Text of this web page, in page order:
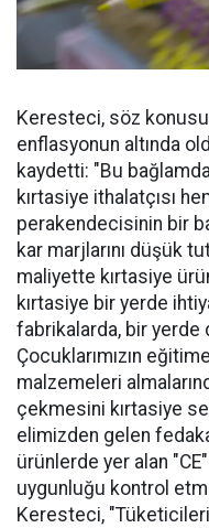
Keresteci, söz konusu
enflasyonun altında
kaydetti: "Bu
kırtasiye ithalatçısı
perakendecisinin bir
kar marjlarını düşük
maliyette kırtasiye
kırtasiye bir yerde
fabrikalarda, bir yerde
Çocuklarımızın
malzemeleri
çekmesini kırtasiye
elimizden gelen
ürünlerde yer alan
uygunluğu kontrol
Keresteci,